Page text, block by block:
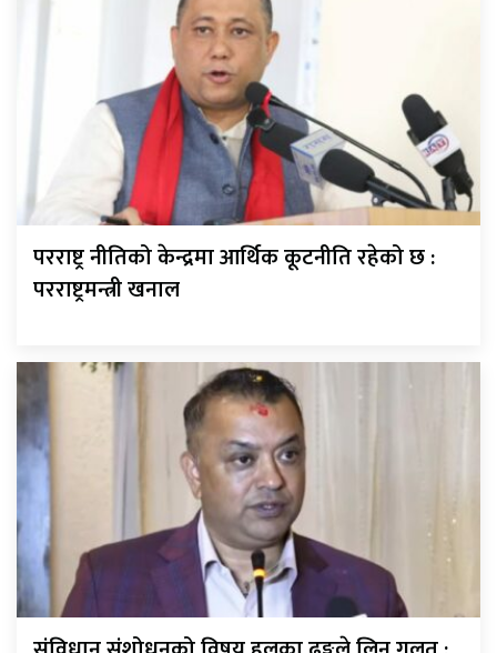
परराष्ट्र नीतिको केन्द्रमा आर्थिक कूटनीति रहेको छ :
परराष्ट्रमन्त्री खनाल